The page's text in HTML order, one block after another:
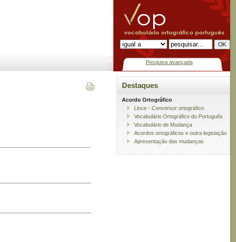
Pesquisa avançada
Destaques
Acordo Ortográfico
Lince - Conversor ortográfico
Vocabulário Ortográfico do Português
Vocabulário de Mudança
Acordos ortográficos e outra legislação
Apresentação das mudanças